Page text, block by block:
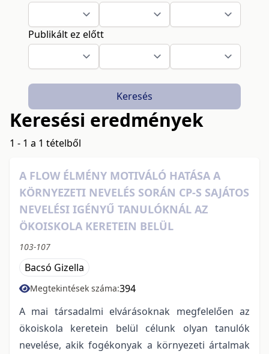
Publikált ez előtt
Keresés
Keresési eredmények
1 - 1 a 1 tételből
A FLOW ÉLMÉNY MOTIVÁLÓ HATÁSA A
KÖRNYEZETI NEVELÉS SORÁN CP-S SAJÁTOS
NEVELÉSI IGÉNYŰ TANULÓKNÁL AZ
ÖKOISKOLA KERETEIN BELÜL
103-107
Bacsó Gizella
Megtekintések száma:394
A mai társadalmi elvárásoknak megfelelően az
ökoiskola keretein belül célunk olyan tanulók
nevelése, akik fogékonyak a környezeti ártalmak